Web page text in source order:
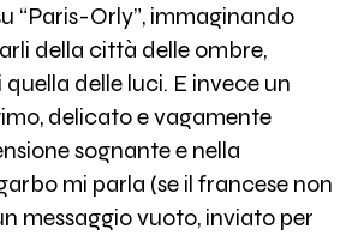
“Paris-Orly”, immaginando
della città delle ombre,
delle luci. E invece un
delicato e vagamente
sognante e nella
mi parla (se il francese non
messaggio vuoto, inviato per